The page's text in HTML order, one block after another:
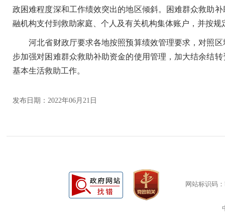
政困难程度深和工作绩效突出的地区倾斜。困难群众救助
融机构支付到救助家庭、个人及有关机构集体账户，并按规
河北省财政厅要求各地按照预算绩效管理要求，对照区
步加强对困难群众救助补助资金的使用管理，加大结余结
基本生活救助工作。
发布日期：2022年06月21日
网站标识码